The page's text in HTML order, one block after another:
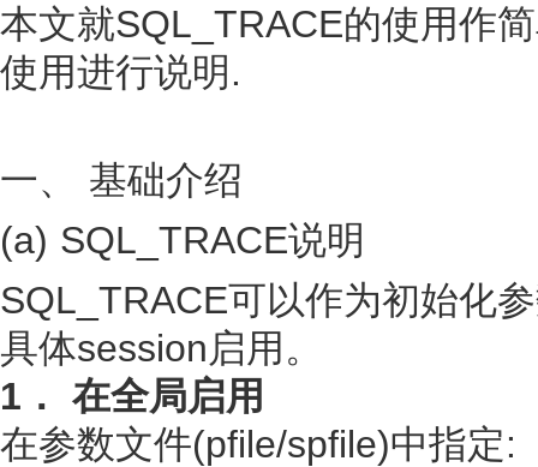
本文就SQL_TRACE的使用作
使用进行说明.
一、 基础介绍
(a) SQL_TRACE说明
SQL_TRACE可以作为初始化
具体session启用。
1． 在全局启用
在参数文件(pfile/spfile)中指定: